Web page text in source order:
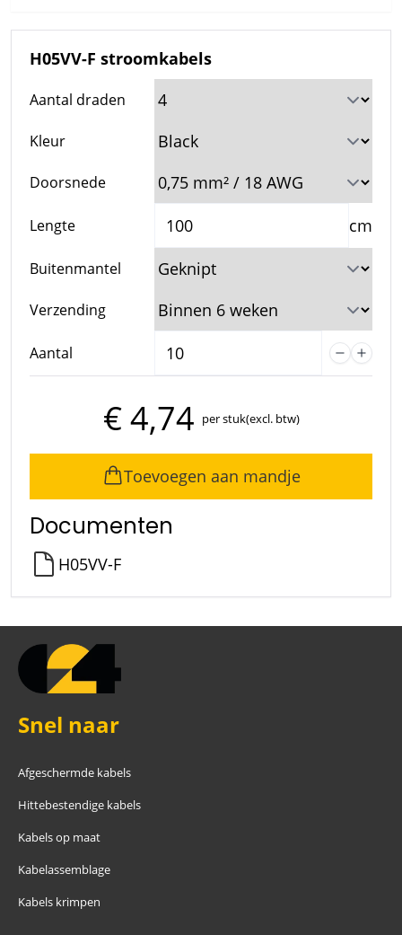
H05VV-F stroomkabels
Aantal draden
Kleur
Doorsnede
Lengte cm
Buitenmantel
Verzending
Aantal
€ 4,74 per stuk(excl. btw)
Toevoegen aan mandje
Documenten
H05VV-F
Snel naar
Afgeschermde kabels
Hittebestendige kabels
Kabels op maat
Kabelassemblage
Kabels krimpen